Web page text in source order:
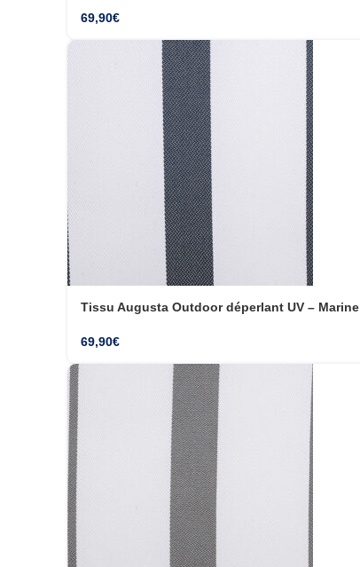
69,90€
Tissu Augusta Outdoor déperlant UV – Marine
69,90€